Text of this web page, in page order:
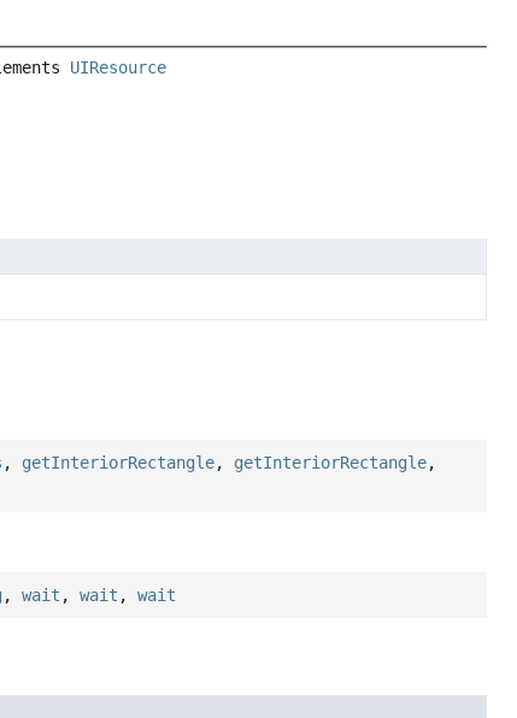
UIResource
, getInteriorRectangle, getInteriorRectangle,
,wait ,wait ,wait